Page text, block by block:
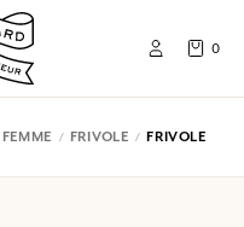
0
FRIVOLE FRIVOLE